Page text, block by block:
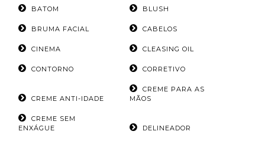
BATOM BLUSH
BRUMA FACIAL CABELOS
CINEMA CLEASING OIL
CONTORNO CORRETIVO
CREME ANTI-IDADE
CREME PARA AS
MÃOS
CREME SEM
ENXÁGUE
DELINEADOR